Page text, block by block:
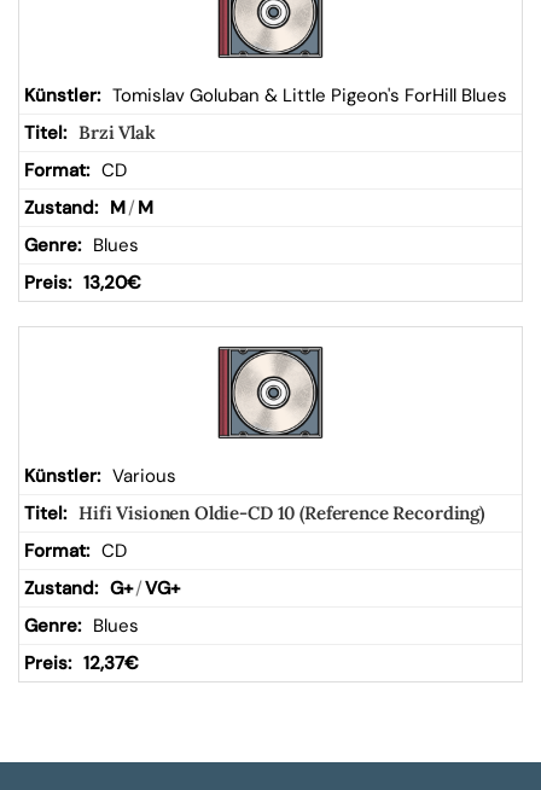
Tomislav Goluban & Little Pigeon's ForHill Blues
Brzi Vlak
CD
M/ M
Blues
13,20€
Various
Hifi Visionen Oldie-CD 10 (Reference Recording)
CD
G+/VG+
Blues
12,37€